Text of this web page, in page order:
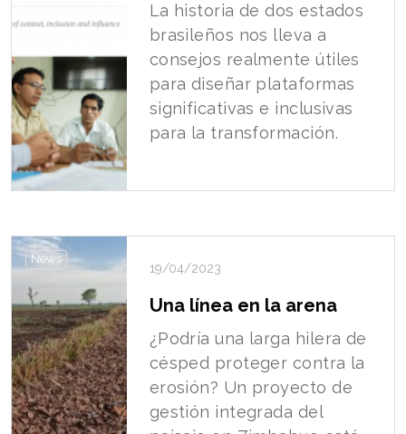
La historia de dos estados
brasileños nos lleva a
consejos realmente útiles
para diseñar plataformas
significativas e inclusivas
para la transformación.
News
19/04/2023
Una línea en la arena
¿Podría una larga hilera de
césped proteger contra la
erosión? Un proyecto de
gestión integrada del